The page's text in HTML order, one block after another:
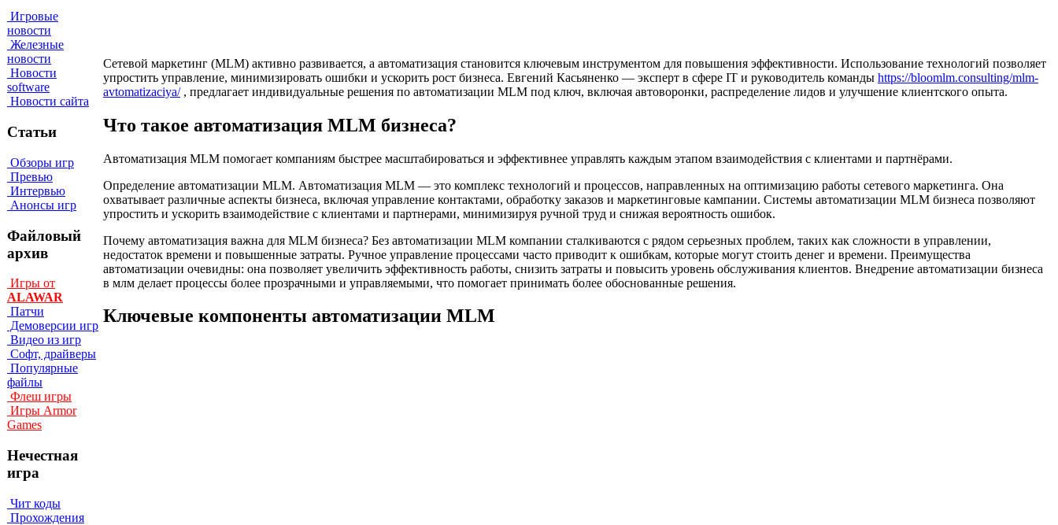
Игровые
новости
Железные
новости
Новости
software
Новости сайта
Статьи
Обзоры игр
Превью
Интервью
Анонсы игр
Файловый
архив
Игры от
ALAWAR
Патчи
Демоверсии игр
Видео из игр
Софт, драйверы
Популярные
файлы
Флеш игры
Игры Armor
Games
Нечестная
игра
Чит коды
Прохождения
Сетевой маркетинг (MLM) активно развивается, а автоматизация становится ключевым инструментом для повышения эффективности. Использование технологий позволяет
упростить управление, минимизировать ошибки и ускорить рост бизнеса. Евгений Касьяненко — эксперт в сфере IT и руководитель команды https://bloomlm.consulting/mlm-
avtomatizaciya/, предлагает индивидуальные решения по автоматизации MLM под ключ, включая автоворонки, распределение лидов и улучшение клиентского опыта.
Что такое автоматизация MLM бизнеса?
Автоматизация MLM помогает компаниям быстрее масштабироваться и эффективнее управлять каждым этапом взаимодействия с клиентами и партнёрами.
Определение автоматизации MLM. Автоматизация MLM — это комплекс технологий и процессов, направленных на оптимизацию работы сетевого маркетинга. Она
охватывает различные аспекты бизнеса, включая управление контактами, обработку заказов и маркетинговые кампании. Системы автоматизации MLM бизнеса позволяют
упростить и ускорить взаимодействие с клиентами и партнерами, минимизируя ручной труд и снижая вероятность ошибок.
Почему автоматизация важна для MLM бизнеса? Без автоматизации MLM компании сталкиваются с рядом серьезных проблем, таких как сложности в управлении,
недостаток времени и повышенные затраты. Ручное управление процессами часто приводит к ошибкам, которые могут стоить денег и времени. Преимущества
автоматизации очевидны: она позволяет увеличить эффективность работы, снизить затраты и повысить уровень обслуживания клиентов. Внедрение автоматизации бизнеса
в млм делает процессы более прозрачными и управляемыми, что помогает принимать более обоснованные решения.
Ключевые компоненты автоматизации MLM